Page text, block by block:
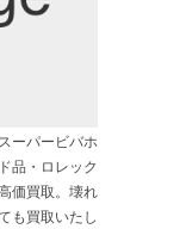
ーパービバホ
品・ロレック
価買取。壊れ
も買取いたし